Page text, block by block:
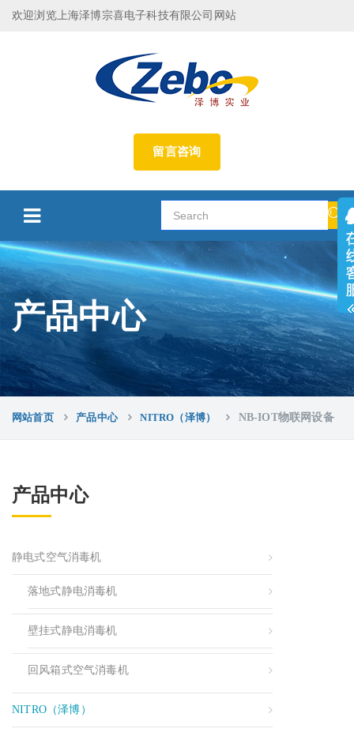
欢迎浏览上海泽博宗喜电子科技有限公司网站
留言咨询
产品中心
网站首页 产品中心 NITRO（泽博） NB-IOT物联网设备
产品中心
静电式空气消毒机
落地式静电消毒机
壁挂式静电消毒机
回风箱式空气消毒机
NITRO（泽博）